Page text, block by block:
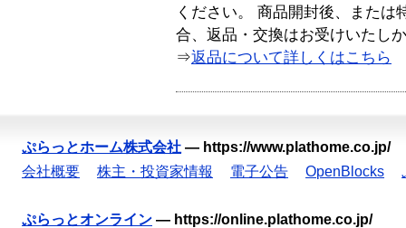
ください。 商品開封後、または
合、返品・交換はお受けいたし
⇒返品について詳しくはこちら
ぷらっとホーム株式会社 — https://www.plathome.co.jp/
会社概要
株主・投資家情報 電子公告 OpenBlocks
ぷらっとオンライン — https://online.plathome.co.jp/